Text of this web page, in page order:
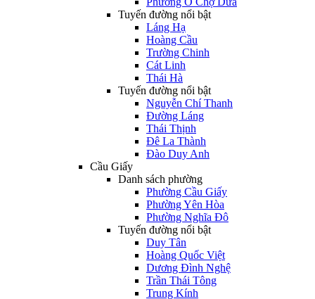
Tuyến đường nổi bật
Láng Hạ
Hoàng Cầu
Trường Chinh
Cát Linh
Thái Hà
Tuyến đường nổi bật
Nguyễn Chí Thanh
Đường Láng
Thái Thịnh
Đê La Thành
Đào Duy Anh
Cầu Giấy
Danh sách phường
Phường Cầu Giấy
Phường Yên Hòa
Phường Nghĩa Đô
Tuyến đường nổi bật
Duy Tân
Hoàng Quốc Việt
Dương Đình Nghệ
Trần Thái Tông
Trung Kính